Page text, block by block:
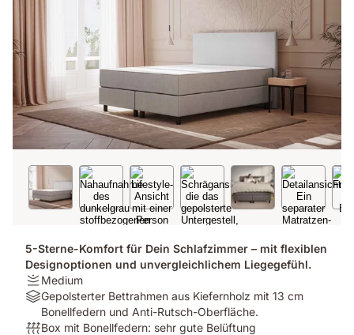
5-Sterne-Komfort für Dein Schlafzimmer – mit flexiblen
Designoptionen und unvergleichlichem Liegegefühl.
Firmness:
Medium
Medium
Material:
Gepolsterter
Bettrahmen
Gepolsterter Bettrahmen aus Kiefernholz mit 13 cm
Bonellfedern und Anti-Rutsch-Oberfläche.
Atmungsaktivität:
Box mit Bonellfedern: sehr gute Belüftung